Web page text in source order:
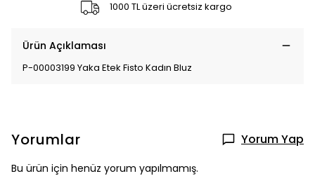
1000 TL üzeri ücretsiz kargo
Ürün Açıklaması
P-00003199 Yaka Etek Fisto Kadın Bluz
Yorumlar Yorum Yap
Bu ürün için henüz yorum yapılmamış.